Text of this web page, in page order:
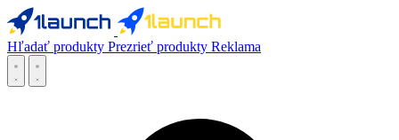
Hľadať produkty Prezrieť produkty Reklama